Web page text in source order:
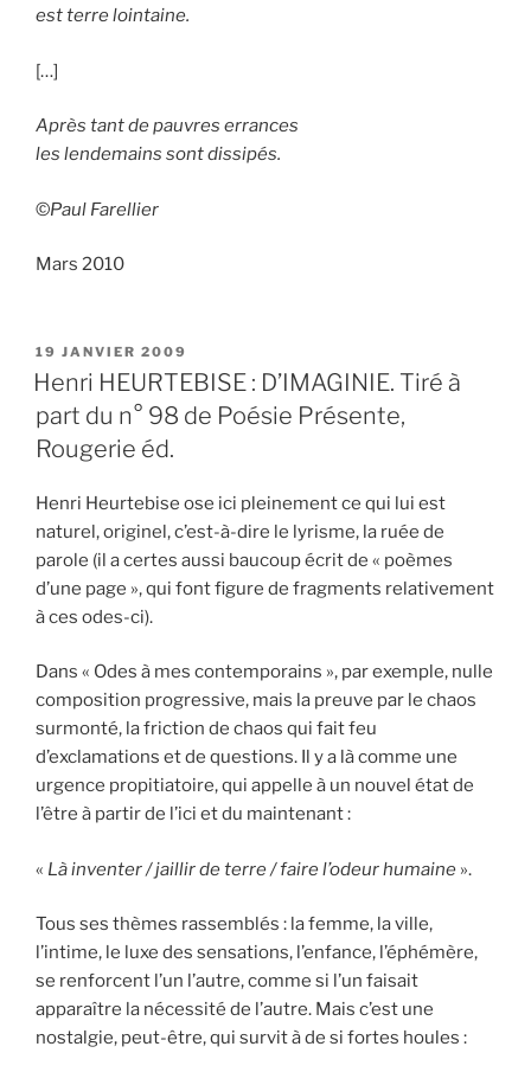
est terre lointaine.
[…]
Après tant de pauvres errances
les lendemains sont dissipés.
©Paul Farellier
Mars 2010
PUBLIÉ
LE
19 JANVIER 2009
Henri HEURTEBISE : D’IMAGINIE. Tiré à
part du n° 98 de Poésie Présente,
Rougerie éd.
Henri Heurtebise ose ici pleinement ce qui lui est
naturel, originel, c’est-à-dire le lyrisme, la ruée de
parole (il a certes aussi baucoup écrit de « poèmes
d’une page », qui font figure de fragments relativement
à ces odes-ci).
Dans « Odes à mes contemporains », par exemple, nulle
composition progressive, mais la preuve par le chaos
surmonté, la friction de chaos qui fait feu
d’exclamations et de questions. Il y a là comme une
urgence propitiatoire, qui appelle à un nouvel état de
l’être à partir de l’ici et du maintenant :
« Là inventer / jaillir de terre / faire l’odeur humaine ».
Tous ses thèmes rassemblés : la femme, la ville,
l’intime, le luxe des sensations, l’enfance, l’éphémère,
se renforcent l’un l’autre, comme si l’un faisait
apparaître la nécessité de l’autre. Mais c’est une
nostalgie, peut-être, qui survit à de si fortes houles :